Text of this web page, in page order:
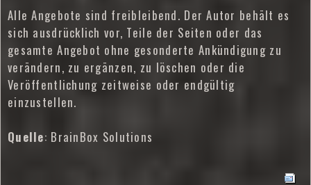
Alle Angebote sind freibleibend. Der Autor behält es
sich ausdrücklich vor, Teile der Seiten oder das
gesamte Angebot ohne gesonderte Ankündigung zu
verändern, zu ergänzen, zu löschen oder die
Veröffentlichung zeitweise oder endgültig
einzustellen.
Quelle: BrainBox Solutions